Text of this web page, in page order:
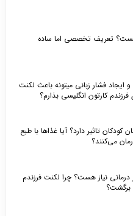
تعریف تخصصی اما ساده
و ایجاد فشار زبانی میتونه باعث لکنت
کارتون انگلیسی بذارم؟
کودکان تاثیر دارد؟ آیا غذاها با طبع
می‌کنند؟
درمانی نیاز هست؟ چرا لکنت فرزندم
برگشت؟